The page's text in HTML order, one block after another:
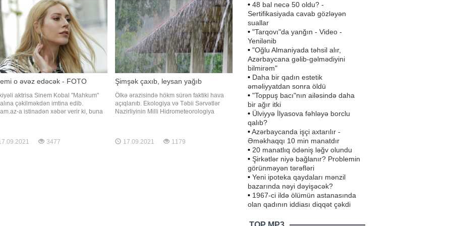
qarşılaşıb. Abbasov rəqibini ilk
nokauta salıb. Qey
səninlə. Aşiq olduğumu d
o əvəz edəcək - FOTO
aktrisa Sinem Kobal "Mahkum"
çəkilməkdən imtina edib.
a istinadən xəbər verir ki, buna
ki, serialda İsmayıl Hacıoğlu da yer
3477
Şimşək çaxıb, leysan yağıb
Ölkə ərazisində hökm sürən faktiki hava
açıqlanıb. Ekologiya və Təbii Sərvətlər
Nazirliyinin Milli Hidrometeorologiya
Qusar, Oğuz, Kişçay (Şəki), Balakən,
17.09.2021 1179
• 48 bal necə 50 oldu? -
Sertifikasiyada cavab gözləyən
suallar
• "Tarqovı"da yanğın - Video -
Yenilənib
• "Oğlu Almaniyada təhsil alır,
Azərbaycana gəlib-gəlmədiyini
bilmirəm"
• Daha bir qadın estetik
əməliyyatdan sonra öldü
• "Toppuş bacı"nın ailəsində daha
bir ağır itki
• Ülviyyə İlyasova fəhləyə borclu
qalıb?
•Azərbaycanda işçi axtarılır -
Əməkhaqqı 10 min manatdır
• 20 manatlıq ödəniş ləğv olundu
• Şirkətlər niyə bağlanır? Problemin
görünməyən tərəfləri
• Yeni ipoteka qaydaları mənzil
bazarında nəyi dəyişəcək?
• 1967-ci ildə ölümün astanasında
olan qadının iddiası diqqət çəkdi